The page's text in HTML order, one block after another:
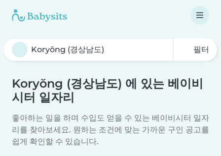
필터
Koryŏng (경상남도) 에 있는 베이비
시터 일자리
좋아하는 일을 하며 수입도 얻을 수 있는 베이비시터 일자
리를 찾아보세요. 원하는 조건에 맞는 가까운 구인 공고를
쉽게 확인할 수 있습니다.